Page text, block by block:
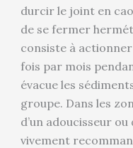
durcir le joint en
de se fermer
consiste à
fois par mois
évacue les
groupe. Dans les
d’un adoucisseur
vivement